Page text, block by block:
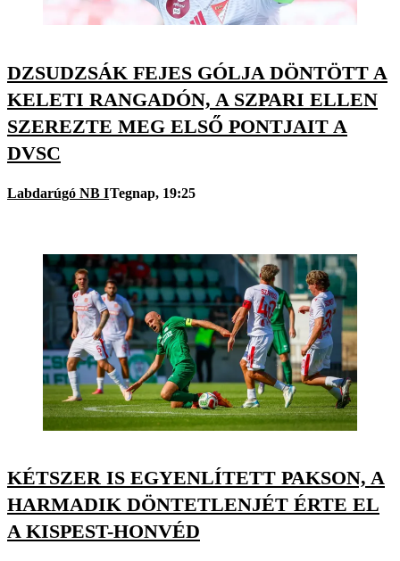
DZSUDZSÁK FEJES GÓLJA DÖNTÖTT A
KELETI RANGADÓN, A SZPARI ELLEN
SZEREZTE MEG ELSŐ PONTJAIT A
DVSC
Labdarúgó NB ITegnap, 19:25
KÉTSZER IS EGYENLÍTETT PAKSON, A
HARMADIK DÖNTETLENJÉT ÉRTE EL
A KISPEST-HONVÉD